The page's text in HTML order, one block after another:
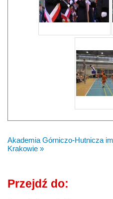
Akademia Górniczo-Hutnicza
Krakowie »
Przejdź do: